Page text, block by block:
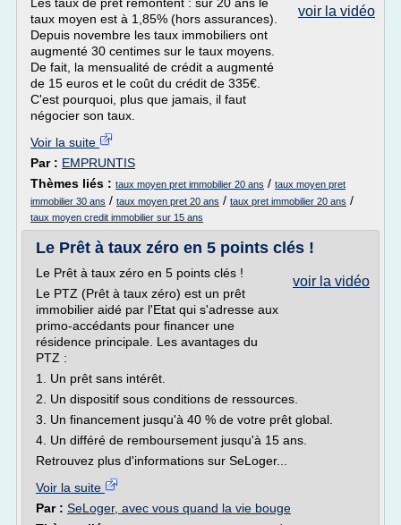
voir la vidéo
taux moyen est à 1,85% (hors assurances).
Depuis novembre les taux immobiliers ont
augmenté 30 centimes sur le taux moyens.
De fait, la mensualité de crédit a augmenté
de 15 euros et le coût du crédit de 335€.
C'est pourquoi, plus que jamais, il faut
négocier son taux.
Voir la suite
Par : EMPRUNTIS
Thèmes liés : taux moyen pret immobilier 20 ans / taux moyen pret
immobilier 30 ans / taux moyen pret 20 ans / taux pret immobilier 20 ans /
taux moyen credit immobilier sur 15 ans
Le Prêt à taux zéro en 5 points clés !
voir la vidéo
Le Prêt à taux zéro en 5 points clés !
Le PTZ (Prêt à taux zéro) est un prêt
immobilier aidé par l'Etat qui s'adresse aux
primo-accédants pour financer une
résidence principale. Les avantages du
PTZ :
1. Un prêt sans intérêt.
2. Un dispositif sous conditions de ressources.
3. Un financement jusqu'à 40 % de votre prêt global.
4. Un différé de remboursement jusqu'à 15 ans.
Retrouvez plus d'informations sur SeLoger...
Voir la suite
Par : SeLoger, avec vous quand la vie bouge